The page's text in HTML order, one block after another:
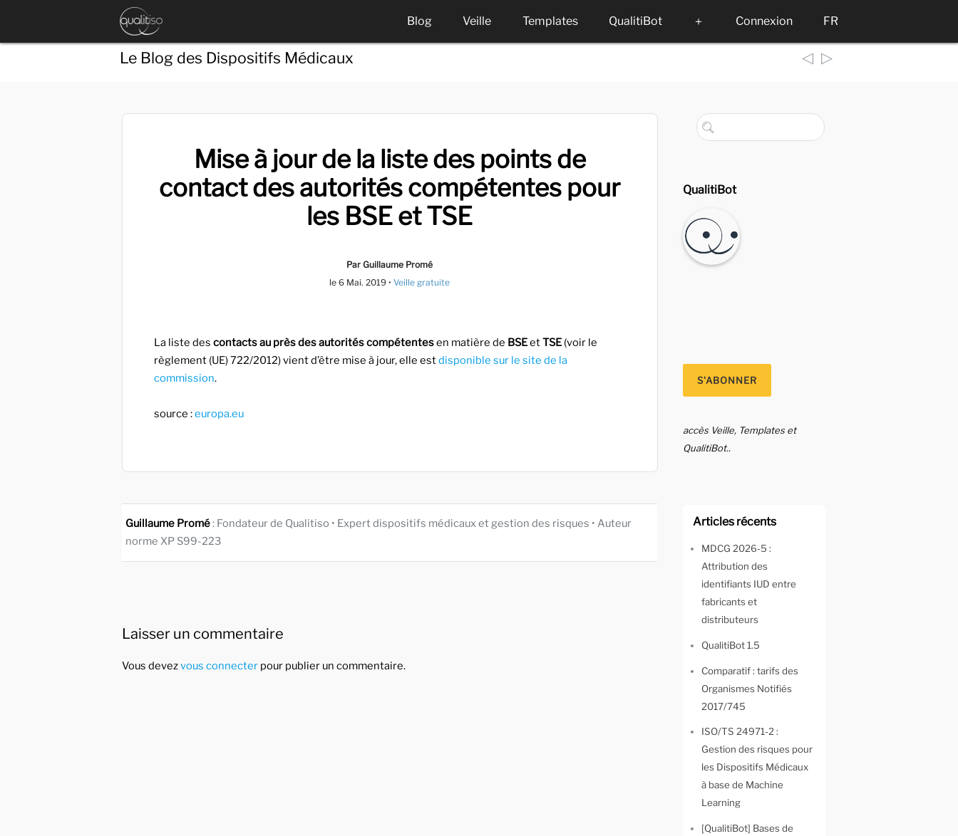
Blog Veille Templates QualitiBot ＋ Connexion FR
Le Blog des Dispositifs Médicaux ◁ ▷
Mise à jour de la liste des points de
contact des autorités compétentes pour
les BSE et TSE
Par Guillaume Promé
le 6 Mai. 2019 •Veille gratuite
La liste des contacts au près des autorités compétentesen matière de BSEetTSE (voir le
règlement (UE) 722/2012) vient d’être mise à jour, elle estdisponible sur le site de la
commission.
source :europa.eu
Guillaume Promé: Fondateur de Qualitiso • Expert dispositifs médicaux et gestion des risques • Auteur
norme XP S99-223
Laisser un commentaire
Vous devezvous connecter pour publier un commentaire.
QualitiBot
accès Veille, Templates et
QualitiBot..
Articles récents
MDCG 2026-5 :
Attribution des
identifiants IUD entre
fabricants et
distributeurs
QualitiBot 1.5
Comparatif : tarifs des
Organismes Notifiés
2017/745
ISO/TS 24971-2 :
Gestion des risques pour
les Dispositifs Médicaux
à base de Machine
Learning
[QualitiBot] Bases de